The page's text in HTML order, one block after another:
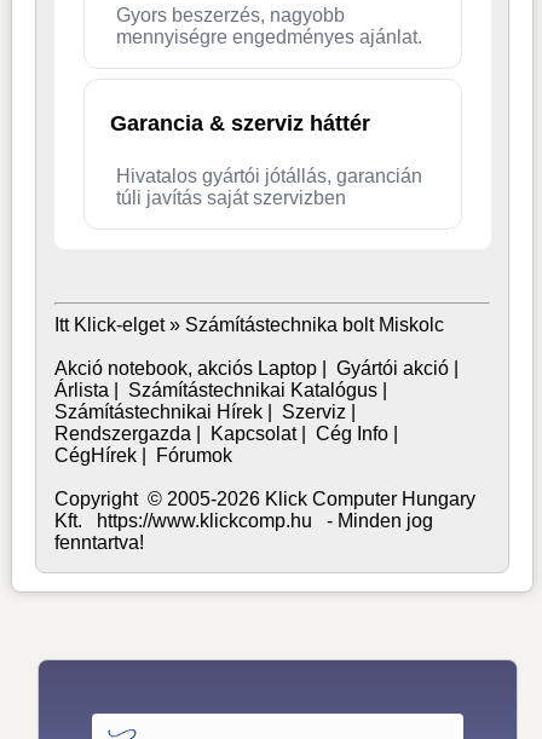
Gyors beszerzés, nagyobb
mennyiségre engedményes ajánlat.
Garancia & szerviz háttér
Hivatalos gyártói jótállás, garancián
túli javítás saját szervizben
Itt Klick-elget » Számítástechnika bolt Miskolc
Akció notebook, akciós Laptop |Gyártói akció
Árlista
Számítástechnikai Katalógus
Számítástechnikai Hírek
Szerviz
Rendszergazda
Kapcsolat|Cég Info
CégHírek
Fórumok
Copyright © 2005-2026 Klick Computer Hungary
Kft. https://www.klickcomp.hu - Minden jog
fenntartva!